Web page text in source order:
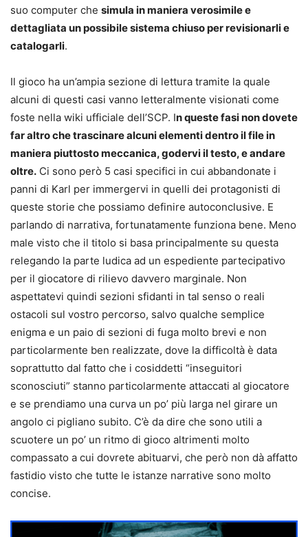
suo computer che simula in maniera verosimile e
dettagliata un possibile sistema chiuso per revisionarli e
catalogarli.
Il gioco ha un’ampia sezione di lettura tramite la quale
alcuni di questi casi vanno letteralmente visionati come
foste nella wiki ufficiale dell’SCP. In queste fasi non dovete
far altro che trascinare alcuni elementi dentro il file in
maniera piuttosto meccanica, godervi il testo, e andare
oltre. Ci sono però 5 casi specifici in cui abbandonate i
panni di Karl per immergervi in quelli dei protagonisti di
queste storie che possiamo definire autoconclusive. E
parlando di narrativa, fortunatamente funziona bene. Meno
male visto che il titolo si basa principalmente su questa
relegando la parte ludica ad un espediente partecipativo
per il giocatore di rilievo davvero marginale. Non
aspettatevi quindi sezioni sfidanti in tal senso o reali
ostacoli sul vostro percorso, salvo qualche semplice
enigma e un paio di sezioni di fuga molto brevi e non
particolarmente ben realizzate, dove la difficoltà è data
soprattutto dal fatto che i cosiddetti “inseguitori
sconosciuti” stanno particolarmente attaccati al giocatore
e se prendiamo una curva un po’ più larga nel girare un
angolo ci pigliano subito. C’è da dire che sono utili a
scuotere un po’ un ritmo di gioco altrimenti molto
compassato a cui dovrete abituarvi, che però non dà affatto
fastidio visto che tutte le istanze narrative sono molto
concise.